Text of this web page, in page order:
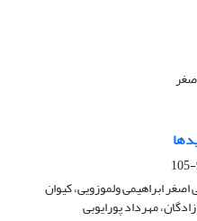
ابراهیمی ولموزویی، کیوان
مهرداد پورایوبی